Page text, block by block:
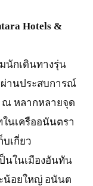
Hotels &
นักเดินทางรุ่น
ผ่านประสบการณ์
ณ หลากหลายจุด
นเครืออนันตรา
บเกี่ยว
นในเมืองอันทัน
น้อยใหญ่ อนันต